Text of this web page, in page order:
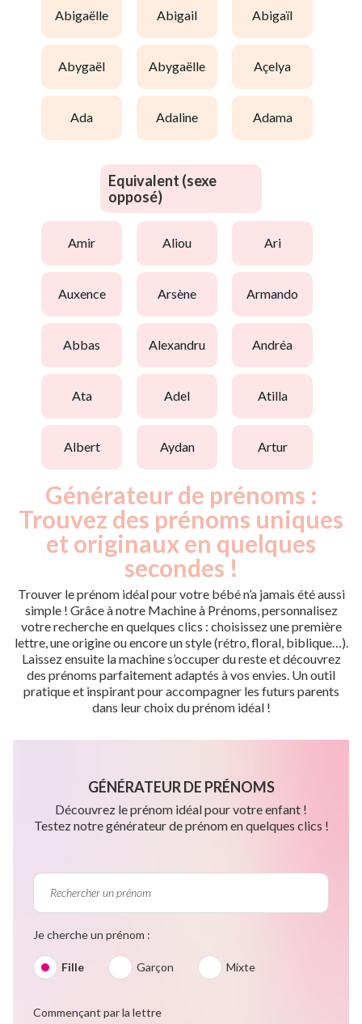
abigaëlle abigail abigaïl
abygaël abygaëlle açelya
ada adaline adama
Equivalent (sexe
opposé)
amir aliou ari
auxence arsène armando
abbas alexandru andréa
ata adel atilla
albert aydan artur
Générateur de prénoms :
Trouvez des prénoms uniques
et originaux en quelques
secondes !
Trouver le prénom idéal pour votre bébé n’a jamais été aussi
simple ! Grâce à notre Machine à Prénoms, personnalisez
votre recherche en quelques clics : choisissez une première
lettre, une origine ou encore un style (rétro, floral, biblique…).
Laissez ensuite la machine s’occuper du reste et découvrez
des prénoms parfaitement adaptés à vos envies. Un outil
pratique et inspirant pour accompagner les futurs parents
dans leur choix du prénom idéal !
GÉNÉRATEUR DE PRÉNOMS
Découvrez le prénom idéal pour votre enfant !
Testez notre générateur de prénom en quelques clics !
Je cherche un prénom :
Fille Garçon Mixte
Commençant par la lettre